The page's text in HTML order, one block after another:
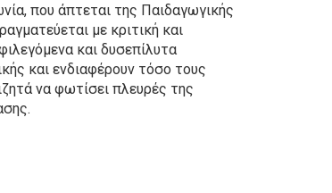
που άπτεται της Παιδαγωγικής
με κριτική και
και δυσεπίλυτα
και ενδιαφέρουν τόσο τους
να φωτίσει πλευρές της